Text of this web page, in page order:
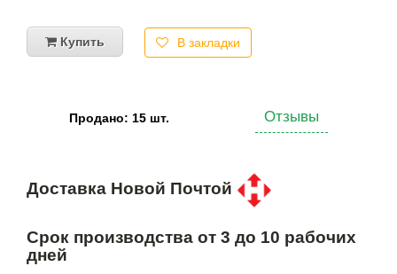
Купить В закладки
Продано: 15 шт. Отзывы
Доставка Новой Почтой
Срок производства от 3 до 10 рабочих
дней